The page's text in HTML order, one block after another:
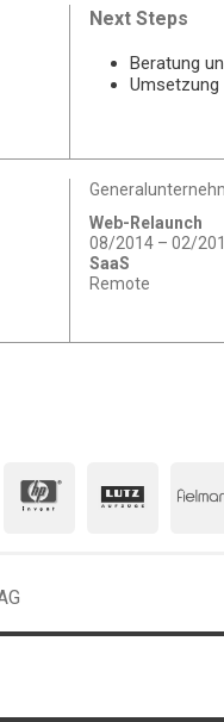
Next Steps
Beratung
Umsetzung
Web-Relaunch
08/2014 – 02/
SaaS
Remote